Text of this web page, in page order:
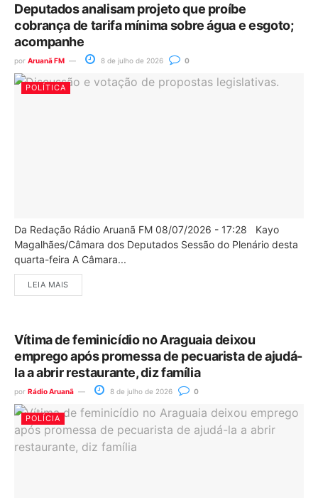
Deputados analisam projeto que proíbe
cobrança de tarifa mínima sobre água e esgoto;
acompanhe
por Aruanã FM 8 de julho de 2026 0
POLÍTICA
Da Redação Rádio Aruanã FM 08/07/2026 - 17:28 Kayo
Magalhães/Câmara dos Deputados Sessão do Plenário desta
quarta-feira A Câmara...
LEIA MAIS
Vítima de feminicídio no Araguaia deixou
emprego após promessa de pecuarista de ajudá-
la a abrir restaurante, diz família
por Rádio Aruanã 8 de julho de 2026 0
POLÍCIA